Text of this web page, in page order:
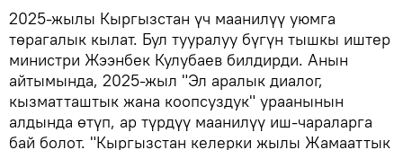
2025-жылы Кыргызстан үч маанилүү уюмга
төрагалык кылат. Бул тууралуу бүгүн тышкы иштер
министри Жээнбек Кулубаев билдирди. Анын
айтымында, 2025-жыл "Эл аралык диалог,
кызматташтык жана коопсуздук" ураанынын
алдында өтүп, ар түрдүү маанилүү иш-чараларга
бай болот. "Кыргызстан келерки жылы Жамааттык